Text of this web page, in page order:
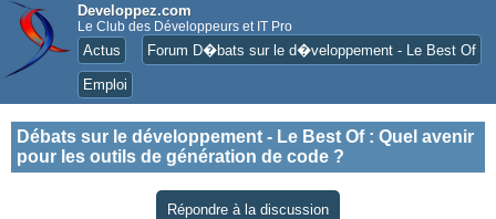
Developpez.com
Le Club des Développeurs et IT Pro
Actus Forum D�bats sur le d�veloppement - Le Best Of
Emploi
Débats sur le développement - Le Best Of: Quel avenir
pour les outils de génération de code ?
Répondre à la discussion